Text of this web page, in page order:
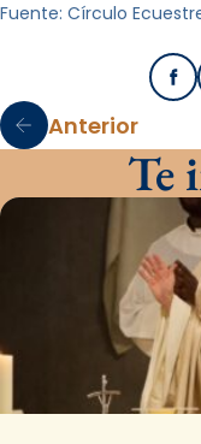
Fuente: Círculo
Anterior
Te